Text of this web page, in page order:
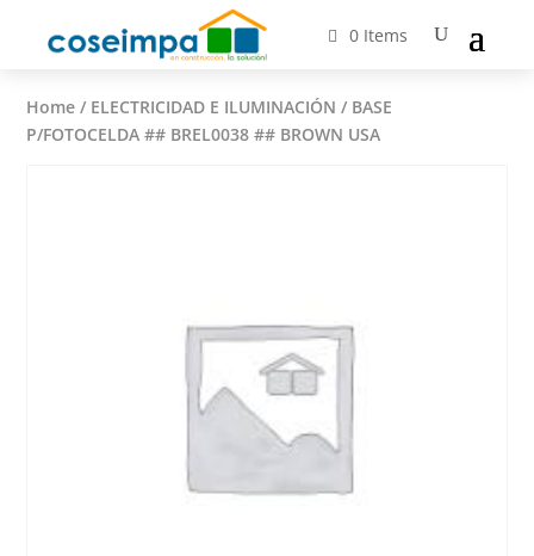
0 Items
Home / ELECTRICIDAD E ILUMINACIÓN / BASE
P/FOTOCELDA ## BREL0038 ## BROWN USA